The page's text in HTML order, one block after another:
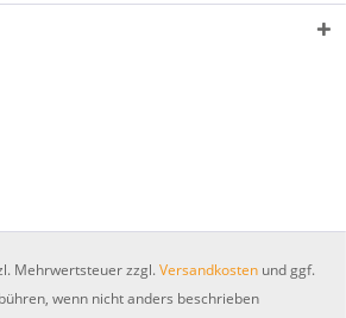
Mehrwertsteuer zzgl.Versandkosten und ggf.
wenn nicht anders beschrieben